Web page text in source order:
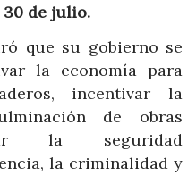
de julio.
que su gobierno se
la economía para
incentivar la
de obras
la seguridad
la criminalidad y